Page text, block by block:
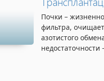
Почки –
фильтра,
азотистого
недостаточности